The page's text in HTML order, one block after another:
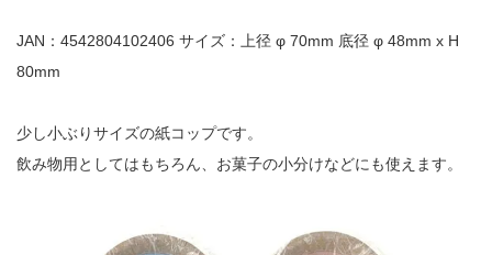
JAN：4542804102406 サイズ：上径 φ 70mm 底径 φ 48mm x H
80mm
少し小ぶりサイズの紙コップです。
飲み物用としてはもちろん、お菓子の小分けなどにも使えます。